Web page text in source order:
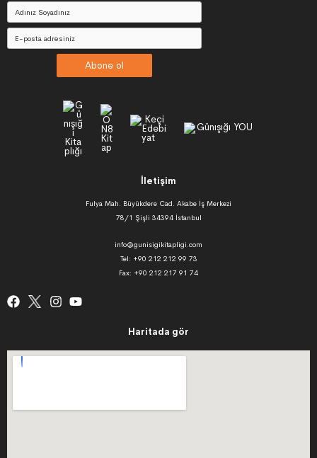
Abone ol
İletişim
Fulya Mah. Büyükdere Cad. Akabe İş Merkezi
78/1 Şişli 34394 İstanbul
info@gunisigikitapligi.com
Tel: +90 212 212 99 73
Fax: +90 212 217 91 74
Haritada gör